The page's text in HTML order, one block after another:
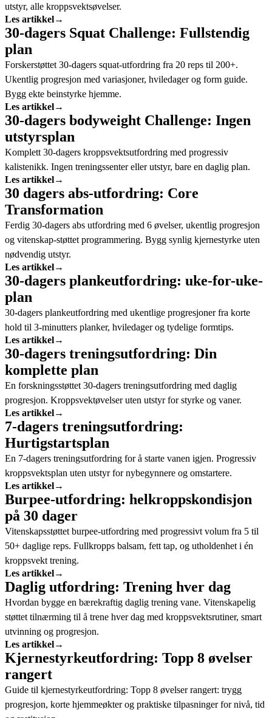
utstyr, alle kroppsvektsøvelser.
Les artikkel→
30-dagers Squat Challenge: Fullstendig
plan
Forskerstøttet 30-dagers squat-utfordring fra 20 reps til 200+.
Ukentlig progresjon med variasjoner, hviledager og form guide.
Bygg ekte beinstyrke hjemme.
Les artikkel→
30-dagers bodyweight Challenge: Ingen
utstyrsplan
Komplett 30-dagers kroppsvektsutfordring med progressiv
kalistenikk. Ingen treningssenter eller utstyr, bare en daglig plan.
Les artikkel→
30 dagers abs-utfordring: Core
Transformation
Ferdig 30-dagers abs utfordring med 6 øvelser, ukentlig progresjon
og vitenskap-støttet programmering. Bygg synlig kjernestyrke uten
nødvendig utstyr.
Les artikkel→
30-dagers plankeutfordring: uke-for-uke-
plan
30-dagers plankeutfordring med ukentlige progresjoner fra korte
hold til 3-minutters planker, hviledager og tydelige formtips.
Les artikkel→
30-dagers treningsutfordring: Din
komplette plan
En forskningsstøttet 30-dagers treningsutfordring med daglig
progresjon. Kroppsvektøvelser uten utstyr for styrke og vaner.
Les artikkel→
7-dagers treningsutfordring:
Hurtigstartsplan
En 7-dagers treningsutfordring for å starte vanen igjen. Progressiv
kroppsvektsplan uten utstyr for nybegynnere og omstartere.
Les artikkel→
Burpee-utfordring: helkroppskondisjon
på 30 dager
Vitenskapsstøttet burpee-utfordring med progressivt volum fra 5 til
50+ daglige reps. Fullkropps balsam, fett tap, og utholdenhet i én
kroppsvekt trening.
Les artikkel→
Daglig utfordring: Trening hver dag
Hvordan bygge en bærekraftig daglig trening vane. Vitenskapelig
støttet tilnærming til å trene hver dag med kroppsvektsrutiner, smart
utvinning og progresjon.
Les artikkel→
Kjernestyrkeutfordring: Topp 8 øvelser
rangert
Guide til kjernestyrkeutfordring: Topp 8 øvelser rangert: trygg
progresjon, korte hjemmeøkter og praktiske tilpasninger for nivå, tid